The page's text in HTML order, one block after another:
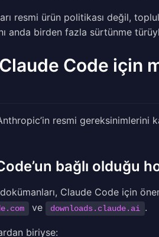
resmi ürün politikası değil,
anda birden fazla sürtünme
Code için
resmi
bağlı olduğu
Claude Code için
ve downloads.claude.ai .
biriyse: